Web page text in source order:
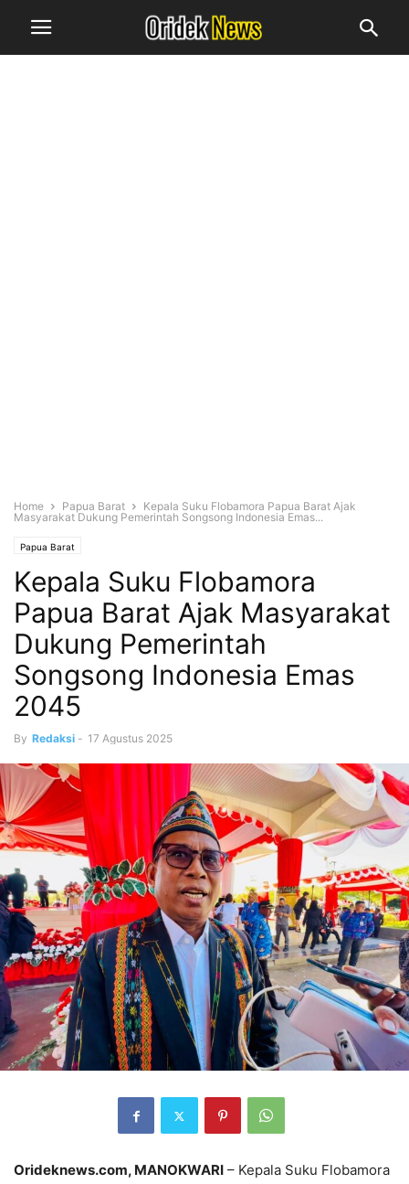
Home Papua Barat
Kepala Suku Flobamora Papua Barat Ajak
Masyarakat Dukung Pemerintah Songsong Indonesia Emas...
Papua Barat
Kepala Suku Flobamora
Papua Barat Ajak Masyarakat
Dukung Pemerintah
Songsong Indonesia Emas
2045
By Redaksi - 17 Agustus 2025
Orideknews.com, MANOKWARI – Kepala Suku Flobamora